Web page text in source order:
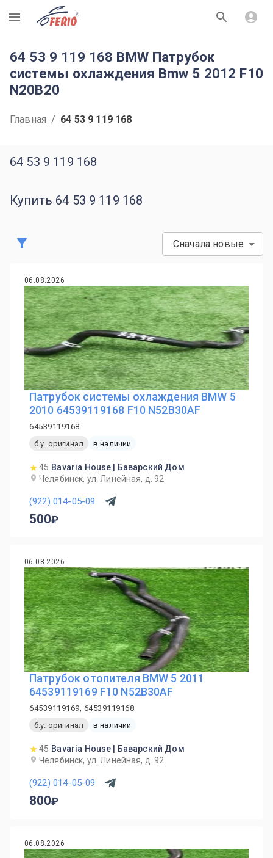
R
64 53 9 119 168 BMW Патрубок
системы охлаждения Bmw 5 2012 F10
N20B20
Главная / 64 53 9 119 168
64 53 9 119 168
Купить 64 53 9 119 168
Сначала новые
06.08.2026
Патрубок системы охлаждения BMW 5
2010 64539119168 F10 N52B30AF
64539119168
б.у. оригинал
в наличии
45 Bavaria House | Баварский Дом
Челябинск, ул. Линейная, д. 92
(922) 014-05-09
500
06.08.2026
Патрубок отопителя BMW 5 2011
64539119169 F10 N52B30AF
64539119169, 64539119168
б.у. оригинал
в наличии
45 Bavaria House | Баварский Дом
Челябинск, ул. Линейная, д. 92
(922) 014-05-09
800
06.08.2026